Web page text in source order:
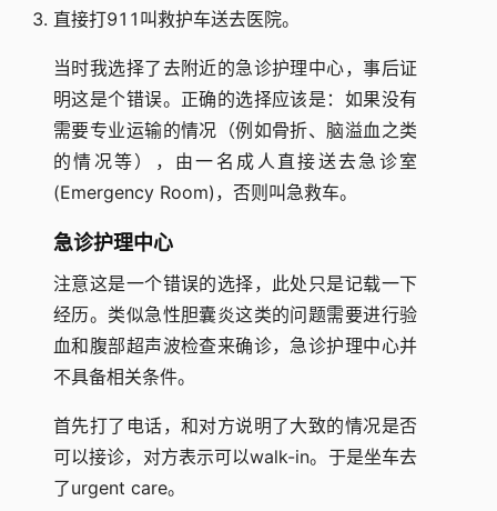
直接打911叫救护车送去医院。
当时我选择了去附近的急诊护理中心，事后证
明这是个错误。正确的选择应该是：如果没有
需要专业运输的情况（例如骨折、脑溢血之类
的情况等），由一名成人直接送去急诊室
(Emergency Room)，否则叫急救车。
急诊护理中心
注意这是一个错误的选择，此处只是记载一下
经历。类似急性胆囊炎这类的问题需要进行验
血和腹部超声波检查来确诊，急诊护理中心并
不具备相关条件。
首先打了电话，和对方说明了大致的情况是否
可以接诊，对方表示可以walk-in。于是坐车去
了urgent care。